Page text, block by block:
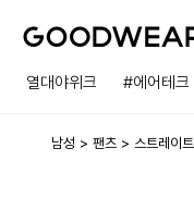
열대야위크 #에어테크
남성 팬츠 스트레이트